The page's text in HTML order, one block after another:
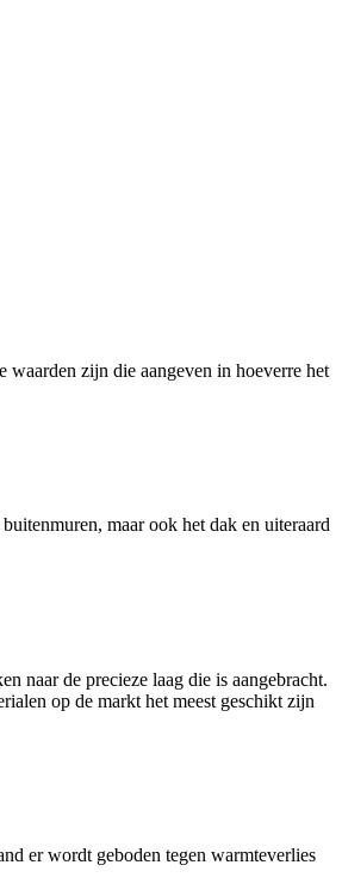
waarden zijn die aangeven in hoeverre het
maar ook het dak en uiteraard
naar de precieze laag die is aangebracht.
op de markt het meest geschikt zijn
er wordt geboden tegen warmteverlies